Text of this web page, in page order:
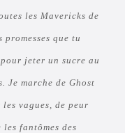
les Mavericks de
que tu
jeter un sucre au
Je marche de Ghost
vagues, de peur
fantômes des